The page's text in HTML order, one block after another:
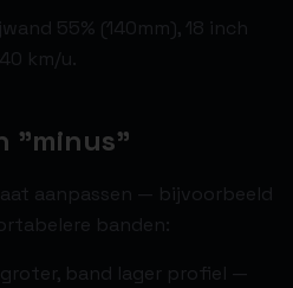
55% (140mm), 18 inch
km/u.
"minus"
aanpassen — bijvoorbeeld
banden:
band lager profiel —